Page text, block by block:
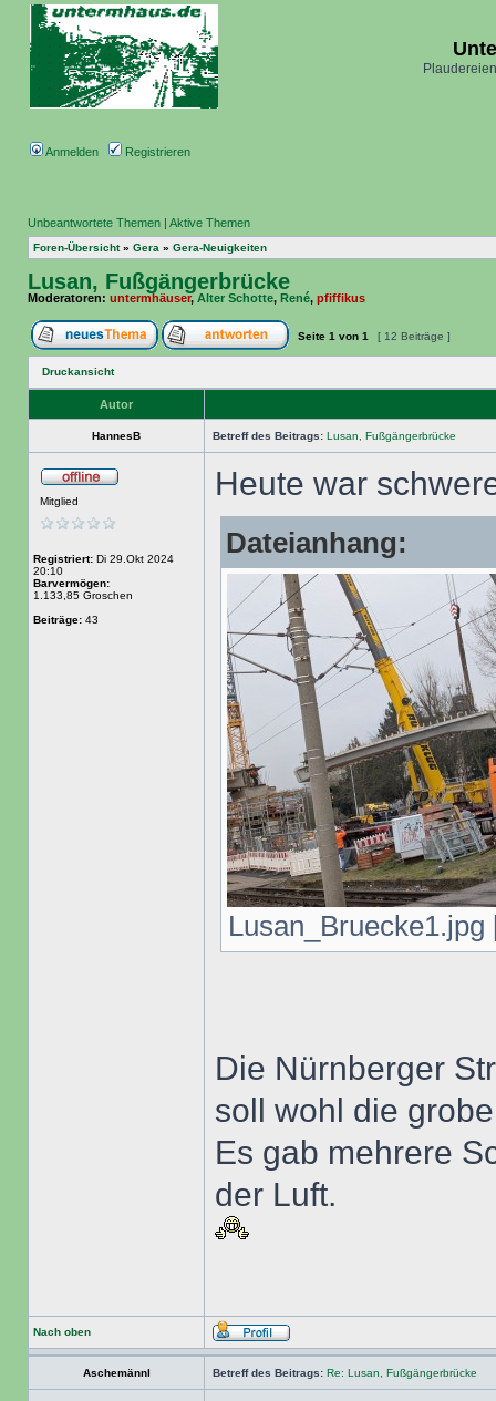
Anmelden Registrieren
Unbeantwortete Themen | Aktive Themen
Foren-Übersicht» Gera » Gera-Neuigkeiten
Lusan, Fußgängerbrücke
Moderatoren: untermhäuser, Alter Schotte, René, pfiffikus
Seite 1 von 1 [ 12 Beiträge ]
Druckansicht
Autor
HannesB Betreff des Beitrags: Lusan, Fußgängerbrücke
Mitglied
Registriert: Di 29.Okt 2024
20:10
Barvermögen:
1.133,85 Groschen
Beiträge: 43
Heute war
Dateianhang:
Die Nürnberger
soll wohl die
Es gab mehrere
der Luft.
Nach oben
Aschemännl Betreff des Beitrags: Re: Lusan, Fußgängerbrücke